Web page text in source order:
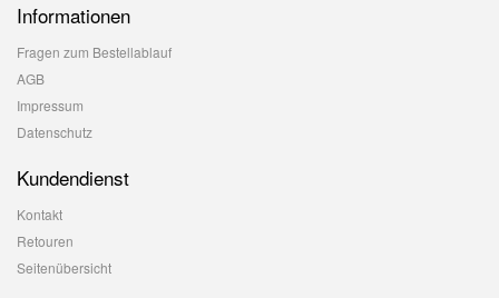
Informationen
Fragen zum Bestellablauf
AGB
Impressum
Datenschutz
Kundendienst
Kontakt
Retouren
Seitenübersicht